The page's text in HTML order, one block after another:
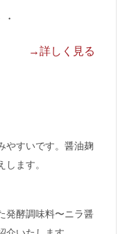
→詳しく見る
やすいです。醤油麹
します。
発酵調味料〜ニラ醤